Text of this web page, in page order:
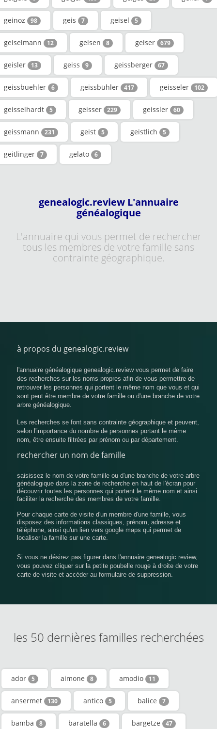
geinoz 98 geis 7 geisel 5
geiselmann 12 geisen 8 geiser 679
geisler 13 geiss 9 geissberger 67
geissbuehler 6 geissbühler 417 geisseler 102
geisselhardt 5 geisser 229 geissler 60
geissmann 231 geist 5 geistlich 5
geitlinger 7 gelato 6
genealogic.review L'annuaire
généalogique
L'annuaire qui vous permet de rechercher
tous les membres de votre famille sans
contrainte géographique.
à propos du genealogic.review
l'annuaire généalogique genealogic.review vous permet de faire
des recherches sur les noms propres afin de vous permettre de
retrouver les personnes qui portent le même nom que vous et qui
sont peut être membre de votre famille ou d'une branche de votre
arbre généalogique.
Les recherches se font sans contrainte géographique et peuvent,
selon l'importance du nombre de personnes portant le même
nom, être ensuite filtrées par prénom ou par département.
rechercher un nom de famille
saisissez le nom de votre famille ou d'une branche de votre arbre
généalogique dans la zone de recherche en haut de l'écran pour
découvrir toutes les personnes qui portent le même nom et ainsi
faciliter la recherche des membres de votre famille.
Pour chaque carte de visite d'un membre d'une famille, vous
disposez des informations classiques, prénom, adresse et
téléphone, ainsi qu'un lien vers google maps qui permet de
localiser la famille sur une carte.
Si vous ne désirez pas figurer dans l'annuaire genealogic.review,
vous pouvez cliquer sur la petite poubelle rouge à droite de votre
carte de visite et accéder au formulaire de suppression.
les 50 dernières familles recherchées
ador 5 aimone 8 amodio 11
ansermet 130 antico 5 balice 7
bamba 8 baratella 6 bargetze 47